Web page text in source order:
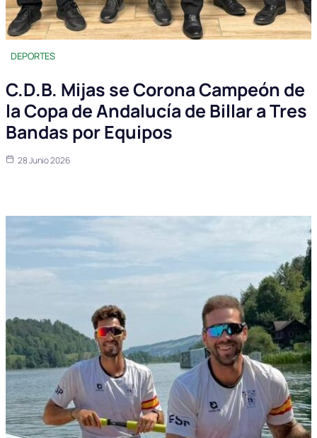
DEPORTES
C.D.B. Mijas se Corona Campeón de
la Copa de Andalucía de Billar a Tres
Bandas por Equipos
28 Junio 2026